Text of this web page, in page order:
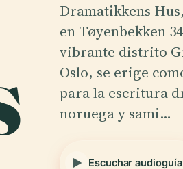
Dramatikkens
en Tøyenbekken
vibrante distrito
Oslo, se erige
para la escritura
noruega y sami…
Escuchar audioguía